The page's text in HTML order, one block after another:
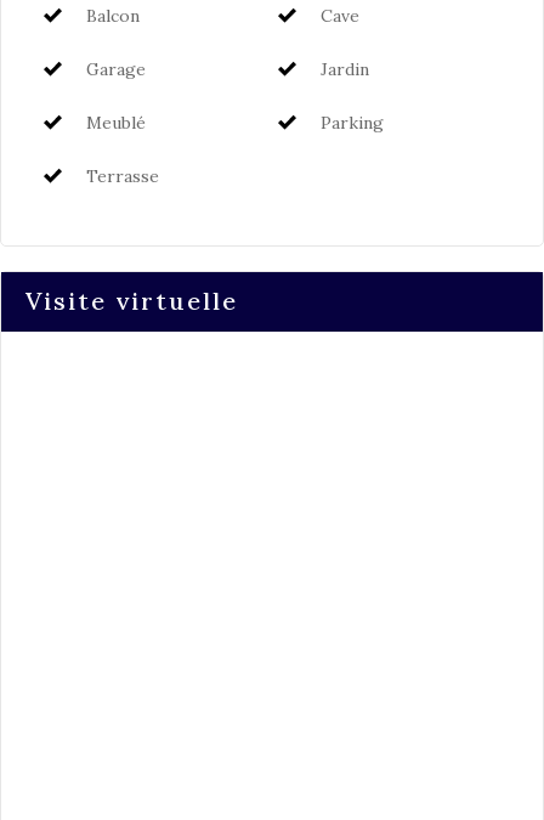
Balcon Cave
Garage Jardin
Meublé Parking
Terrasse
Visite virtuelle